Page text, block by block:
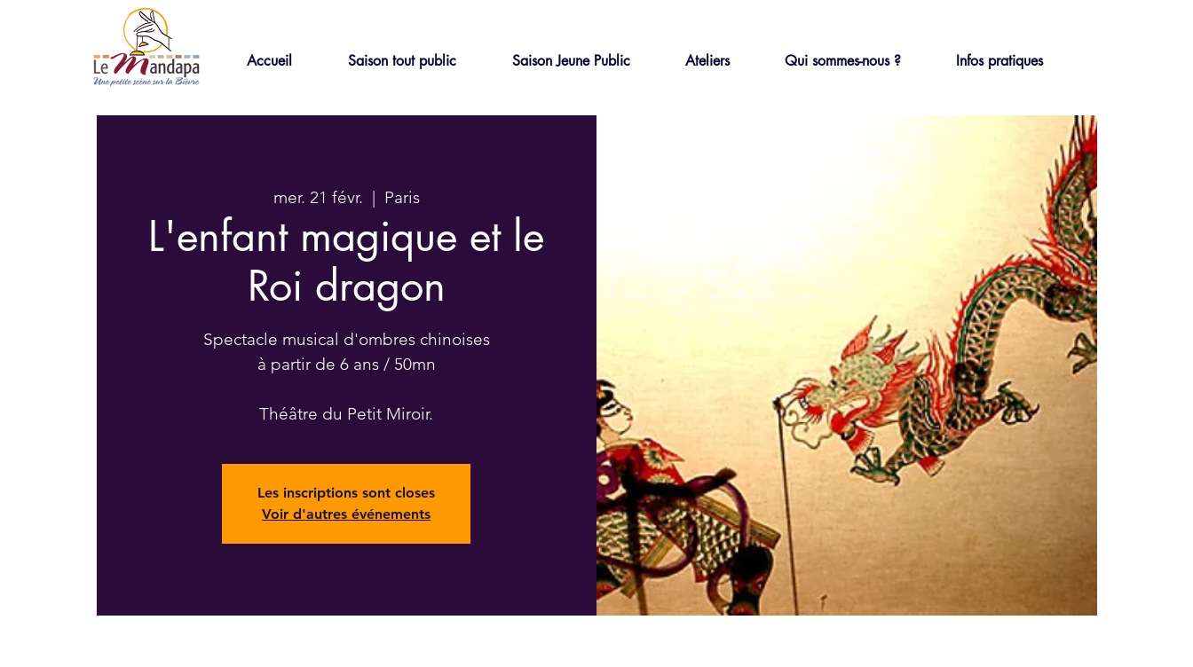
Accueil Saison tout public Saison Jeune Public Ateliers Qui sommes-nous ? Infos pratiques
mer. 21 févr.
  |
Paris
L'enfant magique et le
Roi dragon
Spectacle musical d'ombres chinoises
à partir de 6 ans / 50mn
Théâtre du Petit Miroir.
Les inscriptions sont closes
Voir d'autres événements